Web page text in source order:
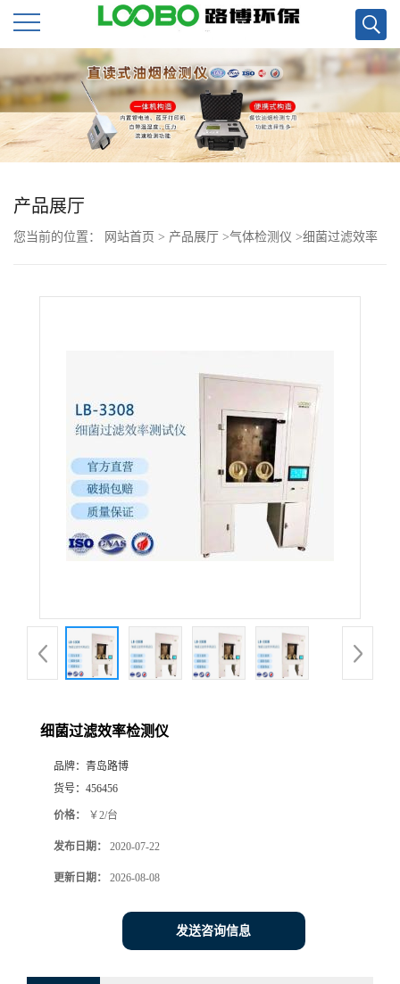
公
司
首
页
公
品
厅
产品展厅
您当前的位置： 网站首页 > 产品展厅 >气体检测仪 >细菌过滤效率
细菌过滤效率检测仪
品牌： 青岛路博
货号： 456456
价格： ￥2/台
发布日期： 2020-07-22
更新日期： 2026-08-08
发送咨询信息